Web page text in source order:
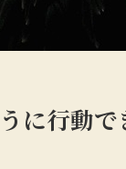
に行動